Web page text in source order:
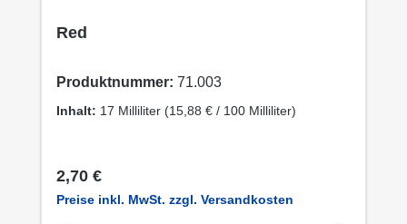
Red
Produktnummer: 71.003
Inhalt: 17 Milliliter (15,88 € / 100 Milliliter)
Regulärer Preis:
2,70 €
Preise inkl. MwSt. zzgl. Versandkosten